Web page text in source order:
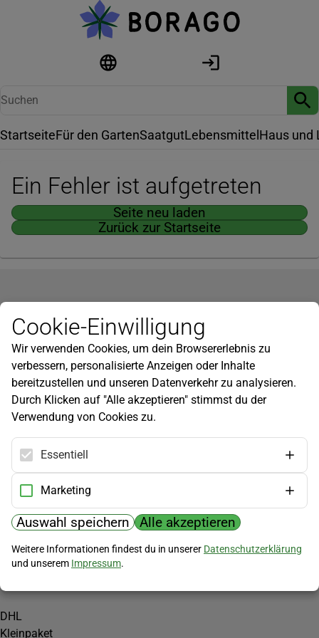
StartseiteFür den GartenSaatgutLebensmittel Haus und
Ein Fehler ist aufgetreten
Seite neu laden
Zurück zur Startseite
Newsletter
Infos zu neuen Produkten, Gartentipps und mehr findest du in
unserem Newsletter!
Jetzt anmelden
Hilfe
Kundenservice
Widerrufsbelehrung
Versandkosten
Zahlungsmöglichkeiten
PayPal
Vorkasse
Versand
DHL
Kleinpaket
Cookie-Einwilligung
Wir verwenden Cookies, um dein Browsererlebnis zu
verbessern, personalisierte Anzeigen oder Inhalte
bereitzustellen und unseren Datenverkehr zu analysieren.
Durch Klicken auf "Alle akzeptieren" stimmst du der
Verwendung von Cookies zu.
Essentiell
Marketing
Auswahl speichern Alle akzeptieren
Weitere Informationen findest du in unserer Datenschutzerklärung
und unserem Impressum.